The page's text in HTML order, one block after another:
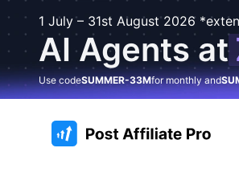
1 July – 31st August 2026
AI Agents at
Use codeSUMMER-33Mfor monthly and
:site.title